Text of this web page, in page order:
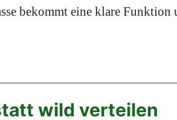
bekommt eine klare
wild verteilen